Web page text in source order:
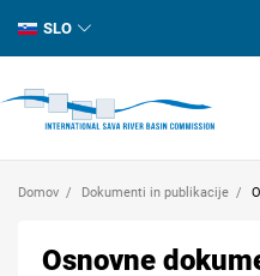
SLO
Domov Dokumenti in publikacije
Osnovne